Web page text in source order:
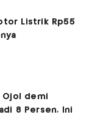
Listrik Rp55
Ojol demi
8 Persen, Ini